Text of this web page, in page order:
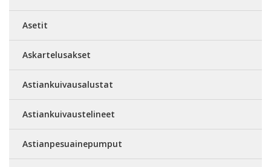
Asetit
Askartelusakset
Astiankuivausalustat
Astiankuivaustelineet
Astianpesuainepumput